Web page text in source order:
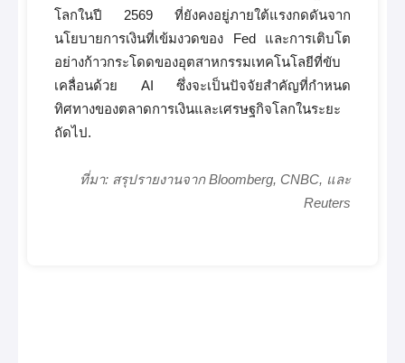
โลกในปี 2569 ที่ยังคงอยู่ภายใต้แรงกดดันจาก
นโยบายการเงินที่เข้มงวดของ Fed และการเติบโต
อย่างก้าวกระโดดของอุตสาหกรรมเทคโนโลยีที่ขับ
เคลื่อนด้วย AI ซึ่งจะเป็นปัจจัยสำคัญที่กำหนด
ทิศทางของตลาดการเงินและเศรษฐกิจโลกในระยะ
ถัดไป.
ที่มา: สรุปรายงานจาก Bloomberg, CNBC, และ
Reuters